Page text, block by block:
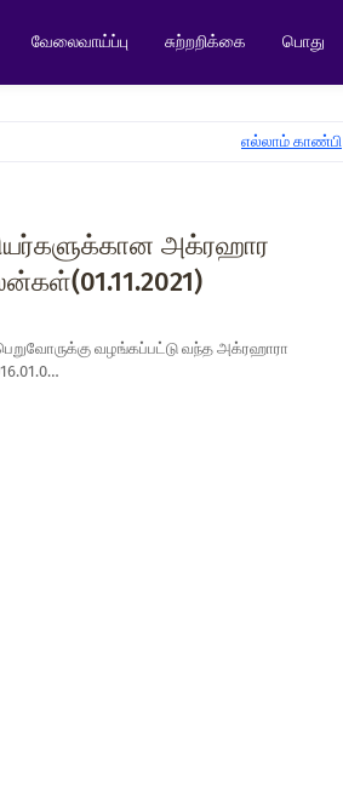
வேலைவாய்ப்பு சுற்றறிக்கை பொது
எல்லாம் காண்பி
அக்ரஹார
வழங்கப்பட்டு வந்த அக்ரஹாரா